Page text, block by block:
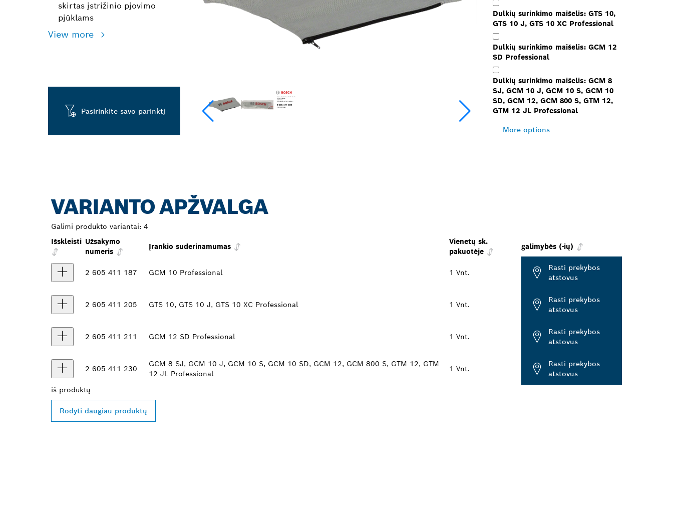
skirtas įstrižinio pjovimo
pjūklams
View more
Pasirinkite savo parinktį
Dulkių surinkimo maišelis: GTS 10,
GTS 10 J, GTS 10 XC Professional
Dulkių surinkimo maišelis: GCM 12
SD Professional
Dulkių surinkimo maišelis: GCM 8
SJ, GCM 10 J, GCM 10 S, GCM 10
SD, GCM 12, GCM 800 S, GTM 12,
GTM 12 JL Professional
More options
VARIANTO APŽVALGA
Galimi produkto variantai: 4
Išskleisti Užsakymo
numeris
Įrankio suderinamumas
Vienetų sk.
pakuotėje
galimybės (-ių)
2 605 411 187 GCM 10 Professional 1 Vnt.
Rasti prekybos
atstovus
2 605 411 205 GTS 10, GTS 10 J, GTS 10 XC Professional 1 Vnt.
Rasti prekybos
atstovus
2 605 411 211 GCM 12 SD Professional 1 Vnt.
Rasti prekybos
atstovus
2 605 411 230
GCM 8 SJ, GCM 10 J, GCM 10 S, GCM 10 SD, GCM 12, GCM 800 S, GTM 12, GTM
12 JL Professional
1 Vnt.
Rasti prekybos
atstovus
iš produktų
Rodyti daugiau produktų